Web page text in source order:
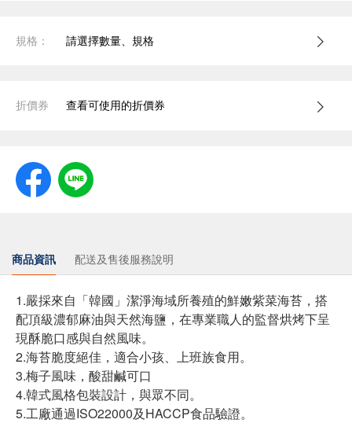
規格： 請選擇數量、規格
折價券 查看可使用的折價券
商品資訊 配送及售後服務說明
1.嚴採來自「韓國」潔淨海域所養殖的鮮嫩紫菜海苔，搭
配頂級濃郁麻油與天然海鹽，在專業職人的監督烘烤下呈
現酥脆口感與自然風味。
2.海苔脆度絕佳，適合小孩、上班族食用。
3.梅子風味，酸甜鹹可口
4.韓式風格包裝設計，與眾不同。
5.工廠通過ISO22000及HACCP食品驗證。